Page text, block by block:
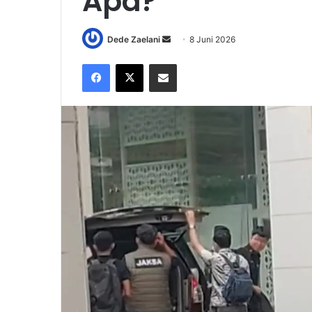
Dede Zaelani
Send8 Juni 2026
Facebook
X Share via Email